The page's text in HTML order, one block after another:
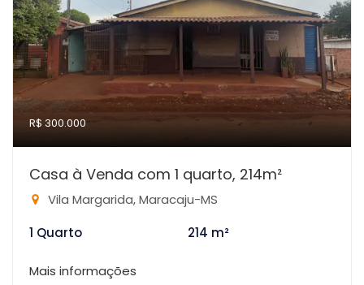
R$ 300.000
Casa à Venda com 1 quarto, 214m²
Vila Margarida, Maracaju-MS
1 Quarto
214 m²
Mais informações